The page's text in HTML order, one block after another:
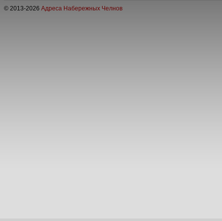
© 2013-2026 Адреса Набережных Челнов